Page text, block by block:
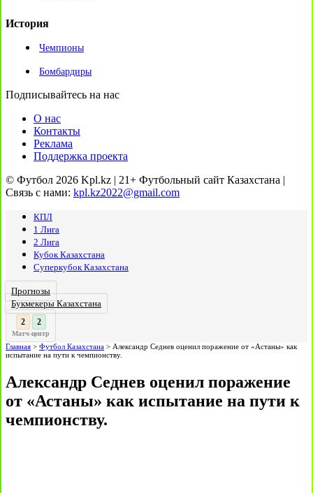
История
Чемпионы
Бомбардиры
Подписывайтесь на нас
О нас
Контакты
Реклама
Поддержка проекта
© Футбол 2026 Kpl.kz | 21+ Футбольный сайт Казахстана |
Связь с нами: kpl.kz2022@gmail.com
КПЛ
1 Лига
2 Лига
Кубок Казахстана
Суперкубок Казахстана
Прогнозы
Букмекеры Казахстана
3
:
Матч-центр
Главная > Футбол Казахстана > Александр Седнев оценил поражение от «Астаны» как
испытание на пути к чемпионству.
Александр Седнев оценил поражение
от «Астаны» как испытание на пути к
чемпионству.